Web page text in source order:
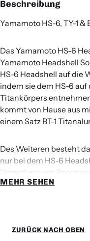
Beschreibung
Yamamoto HS-6, TY-1 &
Das Yamamoto HS-6
Yamamoto Headshell
HS-6 Headshell auf die
indem sie dem HS-6
Titankörpers
kommt von Hause aus
einem Satz BT-1
Des Weiteren besteht
nur bei dem HS-6
Dämpfung von
MEHR SEHEN
ZURÜCK NACH OBEN